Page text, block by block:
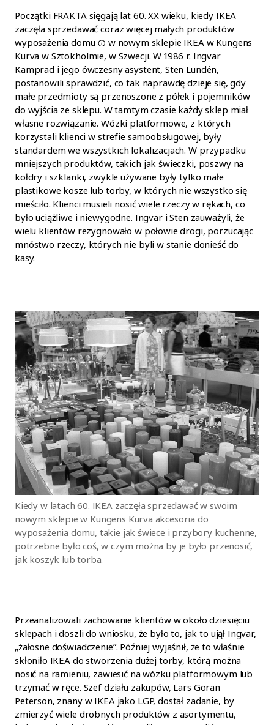
Początki FRAKTA sięgają lat 60. XX wieku, kiedy IKEA
zaczęła sprzedawać coraz więcej małych produktów
wyposażeniadomu
w nowym sklepie IKEA w Kungens
Kurva w Sztokholmie, w Szwecji. W 1986 r. Ingvar
Kamprad i jego ówczesny asystent, Sten Lundén,
postanowili sprawdzić, co tak naprawdę dzieje się, gdy
małe przedmioty są przenoszone z półek i pojemników
do wyjścia ze sklepu. W tamtym czasie każdy sklep miał
własne rozwiązanie. Wózki platformowe, z których
korzystali klienci w strefie samoobsługowej, były
standardem we wszystkich lokalizacjach. W przypadku
mniejszych produktów, takich jak świeczki, poszwy na
kołdry i szklanki, zwykle używane były tylko małe
plastikowe kosze lub torby, w których nie wszystko się
mieściło. Klienci musieli nosić wiele rzeczy w rękach, co
było uciążliwe i niewygodne. Ingvar i Sten zauważyli, że
wielu klientów rezygnowało w połowie drogi, porzucając
mnóstwo rzeczy, których nie byli w stanie donieść do
kasy.
Kiedy w latach 60. IKEA zaczęła sprzedawać w swoim
nowym sklepie w Kungens Kurva akcesoria do
wyposażenia domu, takie jak świece i przybory kuchenne,
potrzebne było coś, w czym można by je było przenosić,
jak koszyk lub torba.
Przeanalizowali zachowanie klientów w około dziesięciu
sklepach i doszli do wniosku, że było to, jak to ujął Ingvar,
„żałosne doświadczenie”. Później wyjaśnił, że to właśnie
skłoniło IKEA do stworzenia dużej torby, którą można
nosić na ramieniu, zawiesić na wózku platformowym lub
trzymać w ręce. Szef działu zakupów, Lars Göran
Peterson, znany w IKEA jako LGP, dostał zadanie, by
zmierzyć wiele drobnych produktów z asortymentu,